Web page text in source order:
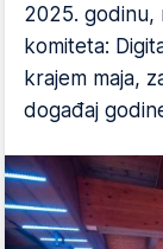
2025. godinu,
komiteta:
krajem maja,
događaj